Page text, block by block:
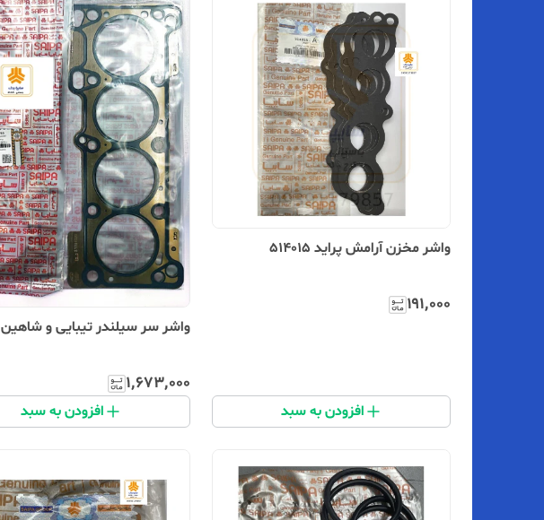
واشر مخزن آرامش پراید 514015
۱۹۱٬۰۰۰
افزودن به سبد
واشر سر سیلندر تیبایی و شاهین ۱۰۰۰۳۷
۱٬۶۷۳٬۰۰۰
افزودن به سبد